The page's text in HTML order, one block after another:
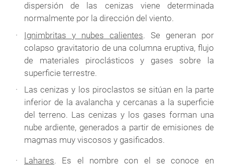
dispersión de las cenizas viene determinada
normalmente por la dirección del viento.
Ignimbritas y nubes calientes. Se generan por
colapso gravitatorio de una columna eruptiva, flujo
de materiales piroclásticos y gases sobre la
superficie terrestre.
Las cenizas y los piroclastos se sitúan en la parte
inferior de la avalancha y cercanas a la superficie
del terreno. Las cenizas y los gases forman una
nube ardiente, generados a partir de emisiones de
magmas muy viscosos y gasificados.
Lahares. Es el nombre con el se conoce en